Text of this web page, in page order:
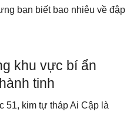
bạn biết bao nhiêu về đập
khu vực bí ẩn
tinh
51, kim tự tháp Ai Cập là